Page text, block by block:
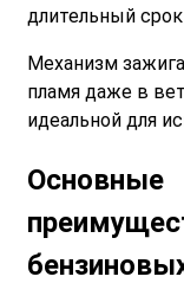
длительный
Механизм
пламя даже в
идеальной для
Основные